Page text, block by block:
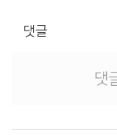
댓글
댓